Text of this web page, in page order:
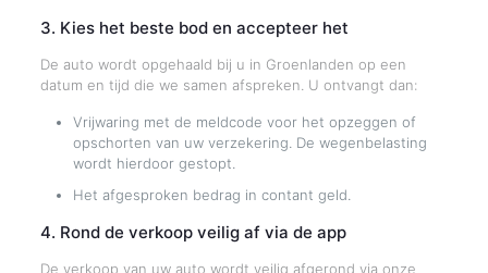
3. Kies het beste bod en accepteer het
De auto wordt opgehaald bij u in Groenlanden op een
datum en tijd die we samen afspreken. U ontvangt dan:
Vrijwaring met de meldcode voor het opzeggen of
opschorten van uw verzekering. De wegenbelasting
wordt hierdoor gestopt.
Het afgesproken bedrag in contant geld.
4. Rond de verkoop veilig af via de app
De verkoop van uw auto wordt veilig afgerond via onze